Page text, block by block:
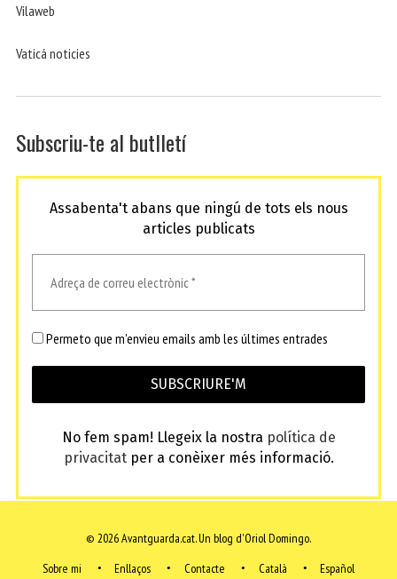
Vilaweb
Vaticá noticies
Subscriu-te al butlletí
Assabenta't abans que ningú de tots els nous
articles publicats
Permeto que m'envieu emails amb les últimes entrades
No fem spam! Llegeix la nostra política de
privacitatper a conèixer més informació.
© 2026 Avantguarda.cat.Un blog d'Oriol Domingo.
Sobre mi
Enllaços Contacte Català Español